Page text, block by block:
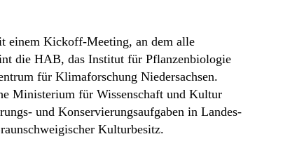
einem Kickoff-Meeting, an dem alle
die HAB, das Institut für Pflanzenbiologie
für Klimaforschung Niedersachsen.
Ministerium für Wissenschaft und Kultur
und Konservierungsaufgaben in Landes-
Kulturbesitz.